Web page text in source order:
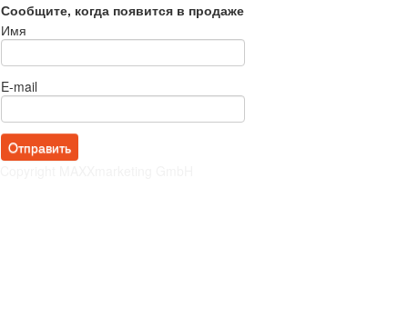
Сообщите, когда появится в продаже
Имя
E-mail